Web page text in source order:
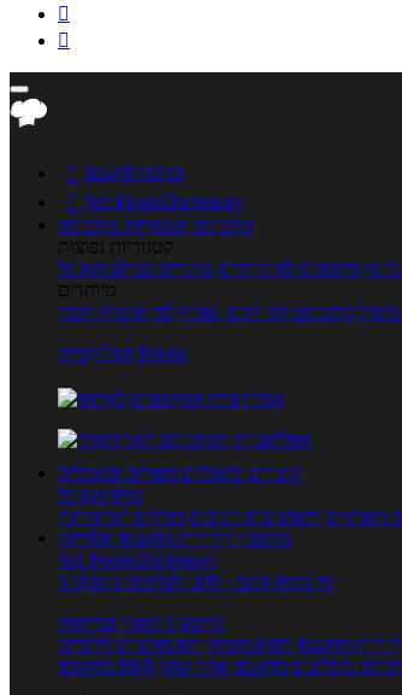


 כניסה לחשבון

מנוי FoodsDictionary
מתכונים קטגוריות מתכונים
קטגוריות נפוצות
מתכונים לסוכרתיים טרנדים בעולם האוכל
מיוחדים
מתכונים לפי חגים ועונות לפי שיטות הכנה
אפליקציית Foods
מוצרים ומאכלים מוצרים ומאכלים
מילון האוכל
תזונתיים חיפוש ע"פ רכיבים מכילים הכי הרבה
מחשבון קלוריות מחשבון קלוריות
מנוי FoodsDictionary
5 ימי ניסיון חינם - לחצו לפרטים נוספים
מחשבוני תזונה ובריאות
מחשבון דופק מטרה יחס מותניים לירכיים
מחשבון BMI
מומלצים מחשבון אחוז שומן